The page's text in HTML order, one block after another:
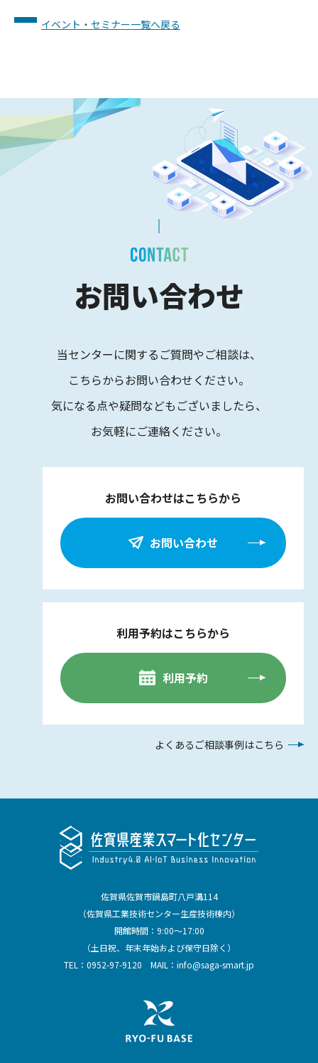
イベント・セミナー一覧へ戻る
お問い合わせ
当センターに関するご質問やご相談は、
こちらからお問い合わせください。
気になる点や疑問などもございましたら、
お気軽にご連絡ください。
お問い合わせはこちらから
お問い合わせ
利用予約はこちらから
利用予約
よくあるご相談事例はこちら
佐賀県佐賀市鍋島町八戸溝114
（佐賀県工業技術センター生産技術棟内）
開館時間：9:00～17:00
（土日祝、年末年始および保守日除く）
TEL： 0952-97-9120 MAIL： info@saga-smart.jp